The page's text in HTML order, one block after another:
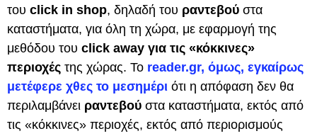
του click in shop, δηλαδή του ραντεβού στα
καταστήματα, για όλη τη χώρα, με εφαρμογή της
μεθόδου του click away για τις «κόκκινες»
περιοχές της χώρας. Το reader.gr, όμως, εγκαίρως
μετέφερε χθες το μεσημέρι ότι η απόφαση δεν θα
περιλαμβάνει ραντεβού στα καταστήματα, εκτός από
τις «κόκκινες» περιοχές, εκτός από περιορισμούς